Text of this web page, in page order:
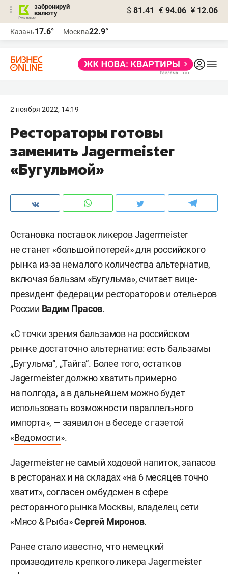
забронируй
валюту
$ 81.41 € 94.06 ¥ 12.06
Казань17.6° Москва22.9°
2 ноября 2022, 14:19
Рестораторы готовы
заменить Jagermeister
«Бугульмой»
Остановка поставок ликеров Jagermeister
не станет «большой потерей» для российского
рынка из-за немалого количества альтернатив,
включая бальзам «Бугульма», считает вице-
президент федерации рестораторов и отельеров
России Вадим Прасов.
«С точки зрения бальзамов на российском
рынке достаточно альтернатив: есть бальзамы
„Бугульма“, „Тайга“. Более того, остатков
Jagermeister должно хватить примерно
на полгода, а в дальнейшем можно будет
использовать возможности параллельного
импорта», — заявил он в беседе с газетой
«Ведомости».
Jagermeister не самый ходовой напиток, запасов
в ресторанах и на складах «на 6 месяцев точно
хватит», согласен омбудсмен в сфере
ресторанного рынка Москвы, владелец сети
«Мясо & Рыба»Сергей Миронов.
Ранее стало известно, что немецкий
производитель крепкого ликера Jagermeister